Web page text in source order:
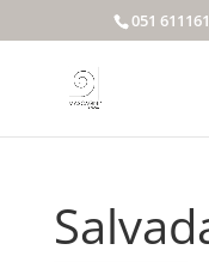
051